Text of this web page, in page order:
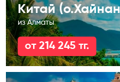
Китай
из Алматы
от 214 245 тг.